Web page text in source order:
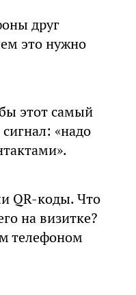
друг
это нужно
этот самый
«надо
QR-коды. Что
на визитке?
телефоном